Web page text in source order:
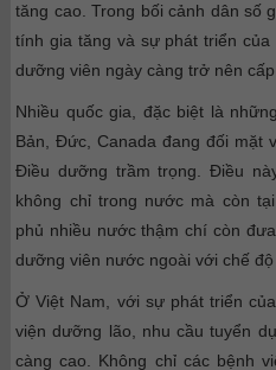
tăng cao. Trong bối cảnh dân số
tính gia tăng và sự phát triển
dưỡng viên ngày càng trở nên
Nhiều quốc gia, đặc biệt là
Bản, Đức, Canada đang đối mặt
Điều dưỡng trầm trọng. Điều
không chỉ trong nước mà còn
phủ nhiều nước thậm chí còn
dưỡng viên nước ngoài với chế
Ở Việt Nam, với sự phát triển
viện dưỡng lão, nhu cầu tuyển
càng cao. Không chỉ các bệnh